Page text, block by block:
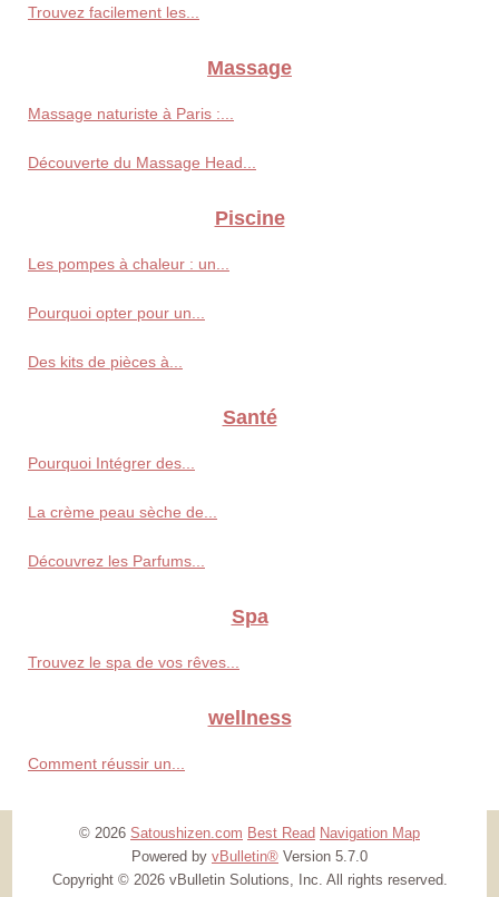
Trouvez facilement les...
Massage
Massage naturiste à Paris :...
Découverte du Massage Head...
Piscine
Les pompes à chaleur : un...
Pourquoi opter pour un...
Des kits de pièces à...
Santé
Pourquoi Intégrer des...
La crème peau sèche de...
Découvrez les Parfums...
Spa
Trouvez le spa de vos rêves...
wellness
Comment réussir un...
© 2026 Satoushizen.com Best Read Navigation Map
Powered by vBulletin® Version 5.7.0
Copyright © 2026 vBulletin Solutions, Inc. All rights reserved.